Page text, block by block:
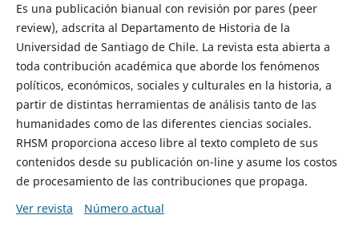
Es una publicación bianual con revisión por pares (peer
review), adscrita al Departamento de Historia de la
Universidad de Santiago de Chile. La revista esta abierta a
toda contribución académica que aborde los fenómenos
políticos, económicos, sociales y culturales en la historia, a
partir de distintas herramientas de análisis tanto de las
humanidades como de las diferentes ciencias sociales.
RHSM proporciona acceso libre al texto completo de sus
contenidos desde su publicación on-line y asume los costos
de procesamiento de las contribuciones que propaga.
Ver revista
Número actual